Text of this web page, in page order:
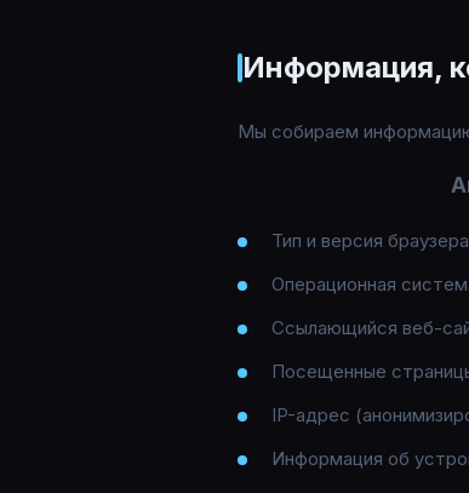
Информация,
Мы собираем
Тип и версия браузера
Операционная
Ссылающийся веб-
Посещенные
IP-адрес
Информация об